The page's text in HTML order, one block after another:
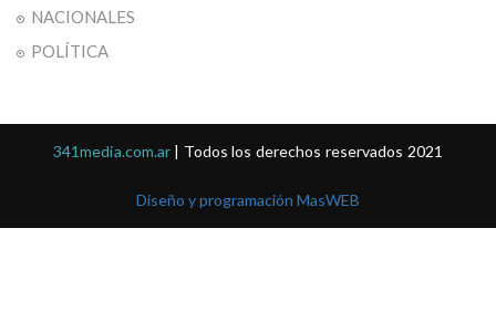
NACIONALES
POLÍTICA
341media.com.ar | Todos los derechos reservados 2021
Diseño y programación MasWEB